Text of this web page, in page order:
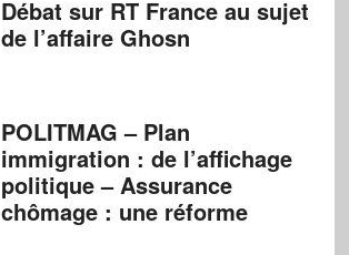
Débat sur RT France au sujet
de l’affaire Ghosn
POLITMAG – Plan
immigration : de l’affichage
politique – Assurance
chômage : une réforme